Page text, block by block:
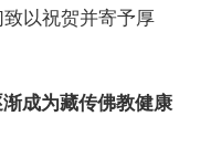
致以祝贺并寄予厚
成为藏传佛教健康